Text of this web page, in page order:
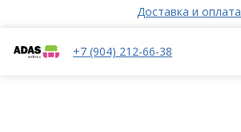
Доставка и оплата
+7 (904) 212-66-38